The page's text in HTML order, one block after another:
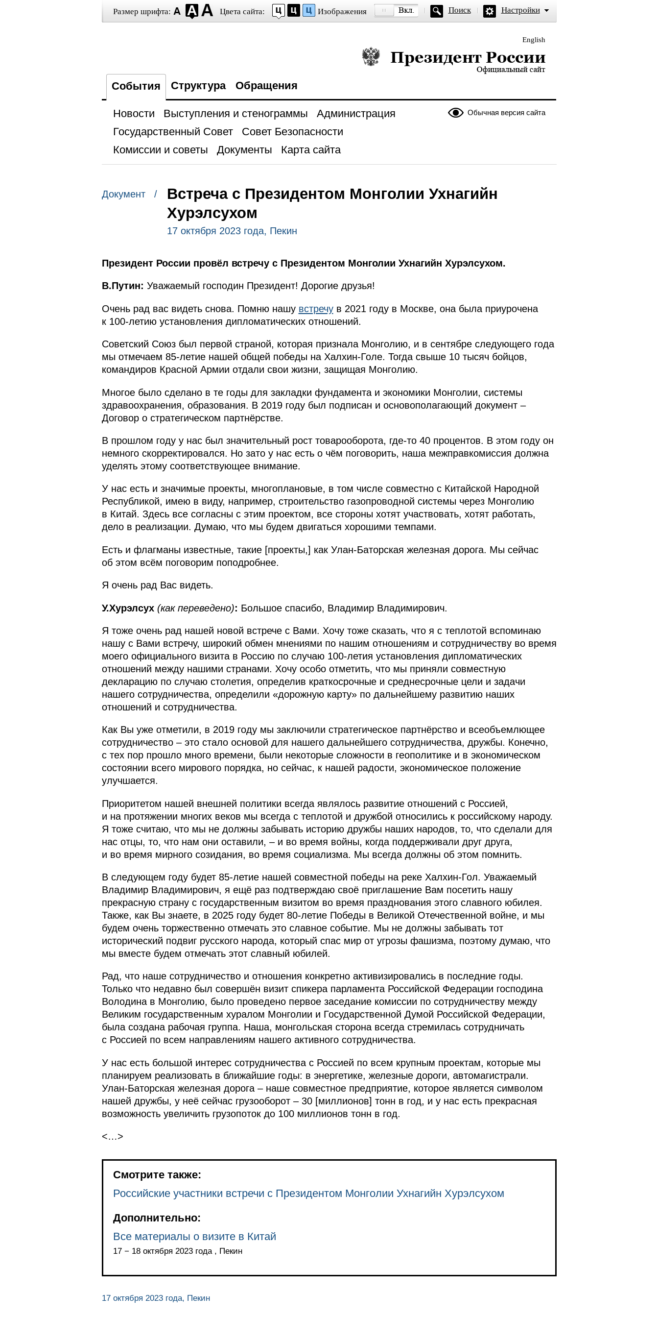
Размер шрифта: Цвета сайта: Изображения Поиск Настройки
English
Президент России — официальный сайт
События Структура Обращения
Обычная версия сайта
Новости Выступления и стенограммы
Администрация
Государственный Совет
Совет Безопасности
Комиссии и советы
Документы Карта сайта
Документ /
Встреча с Президентом Монголии Ухнагийн
Хурэлсухом
17 октября 2023 года, Пекин
Президент России провёл встречу с Президентом Монголии Ухнагийн Хурэлсухом.
В.Путин: Уважаемый господин Президент! Дорогие друзья!
Очень рад вас видеть снова. Помню нашу встречув 2021 году в Москве, она была приурочена
к 100-летию установления дипломатических отношений.
Советский Союз был первой страной, которая признала Монголию, и в сентябре следующего года
мы отмечаем 85-летие нашей общей победы на Халхин-Голе. Тогда свыше 10 тысяч бойцов,
командиров Красной Армии отдали свои жизни, защищая Монголию.
Многое было сделано в те годы для закладки фундамента и экономики Монголии, системы
здравоохранения, образования. В 2019 году был подписан и основополагающий документ –
Договор о стратегическом партнёрстве.
В прошлом году у нас был значительный рост товарооборота, где-то 40 процентов. В этом году он
немного скорректировался. Но зато у нас есть о чём поговорить, наша межправкомиссия должна
уделять этому соответствующее внимание.
У нас есть и значимые проекты, многоплановые, в том числе совместно с Китайской Народной
Республикой, имею в виду, например, строительство газопроводной системы через Монголию
в Китай. Здесь все согласны с этим проектом, все стороны хотят участвовать, хотят работать,
дело в реализации. Думаю, что мы будем двигаться хорошими темпами.
Есть и флагманы известные, такие [проекты,] как Улан-Баторская железная дорога. Мы сейчас
об этом всём поговорим поподробнее.
Я очень рад Вас видеть.
У.Хурэлсух (как переведено): Большое спасибо, Владимир Владимирович.
Я тоже очень рад нашей новой встрече с Вами. Хочу тоже сказать, что я с теплотой вспоминаю
нашу с Вами встречу, широкий обмен мнениями по нашим отношениям и сотрудничеству во время
моего официального визита в Россию по случаю 100-летия установления дипломатических
отношений между нашими странами. Хочу особо отметить, что мы приняли совместную
декларацию по случаю столетия, определив краткосрочные и среднесрочные цели и задачи
нашего сотрудничества, определили «дорожную карту» по дальнейшему развитию наших
отношений и сотрудничества.
Как Вы уже отметили, в 2019 году мы заключили стратегическое партнёрство и всеобъемлющее
сотрудничество – это стало основой для нашего дальнейшего сотрудничества, дружбы. Конечно,
с тех пор прошло много времени, были некоторые сложности в геополитике и в экономическом
состоянии всего мирового порядка, но сейчас, к нашей радости, экономическое положение
улучшается.
Приоритетом нашей внешней политики всегда являлось развитие отношений с Россией,
и на протяжении многих веков мы всегда с теплотой и дружбой относились к российскому народу.
Я тоже считаю, что мы не должны забывать историю дружбы наших народов, то, что сделали для
нас отцы, то, что нам они оставили, – и во время войны, когда поддерживали друг друга,
и во время мирного созидания, во время социализма. Мы всегда должны об этом помнить.
В следующем году будет 85-летие нашей совместной победы на реке Халхин-Гол. Уважаемый
Владимир Владимирович, я ещё раз подтверждаю своё приглашение Вам посетить нашу
прекрасную страну с государственным визитом во время празднования этого славного юбилея.
Также, как Вы знаете, в 2025 году будет 80-летие Победы в Великой Отечественной войне, и мы
будем очень торжественно отмечать это славное событие. Мы не должны забывать тот
исторический подвиг русского народа, который спас мир от угрозы фашизма, поэтому думаю, что
мы вместе будем отмечать этот славный юбилей.
Рад, что наше сотрудничество и отношения конкретно активизировались в последние годы.
Только что недавно был совершён визит спикера парламента Российской Федерации господина
Володина в Монголию, было проведено первое заседание комиссии по сотрудничеству между
Великим государственным хуралом Монголии и Государственной Думой Российской Федерации,
была создана рабочая группа. Наша, монгольская сторона всегда стремилась сотрудничать
с Россией по всем направлениям нашего активного сотрудничества.
У нас есть большой интерес сотрудничества с Россией по всем крупным проектам, которые мы
планируем реализовать в ближайшие годы: в энергетике, железные дороги, автомагистрали.
Улан-Баторская железная дорога – наше совместное предприятие, которое является символом
нашей дружбы, у неё сейчас грузооборот – 30 [миллионов] тонн в год, и у нас есть прекрасная
возможность увеличить грузопоток до 100 миллионов тонн в год.
<…>
Смотрите также:
Российские участники встречи с Президентом Монголии Ухнагийн Хурэлсухом
Дополнительно:
Все материалы о визите в Китай
17 − 18 октября 2023 года , Пекин
17 октября 2023 года, Пекин